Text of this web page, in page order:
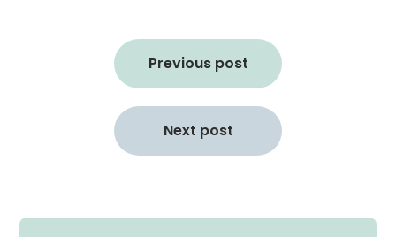
Previous post
Next post